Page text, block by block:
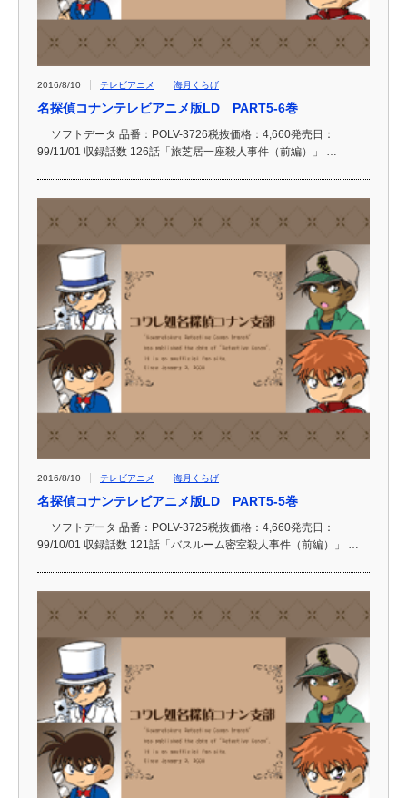
2016/8/10 テレビアニメ 海月くらげ
名探偵コナンテレビアニメ版LD PART5-6巻
ソフトデータ 品番：POLV-3726税抜価格：4,660発売日：
99/11/01 収録話数 126話「旅芝居一座殺人事件（前編）」 …
2016/8/10 テレビアニメ 海月くらげ
名探偵コナンテレビアニメ版LD PART5-5巻
ソフトデータ 品番：POLV-3725税抜価格：4,660発売日：
99/10/01 収録話数 121話「バスルーム密室殺人事件（前編）」 …